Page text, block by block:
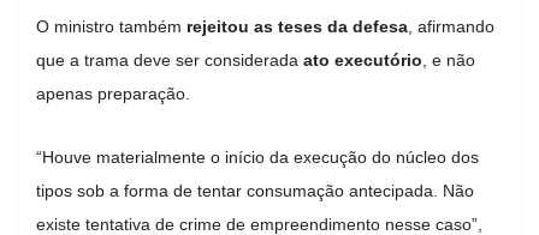
O ministro também rejeitou as teses da defesa , afirmando
que a trama deve ser considerada ato executório , e não
apenas preparação.
“Houve materialmente o início da execução do núcleo dos
tipos sob a forma de tentar consumação antecipada. Não
existe tentativa de crime de empreendimento nesse caso”,